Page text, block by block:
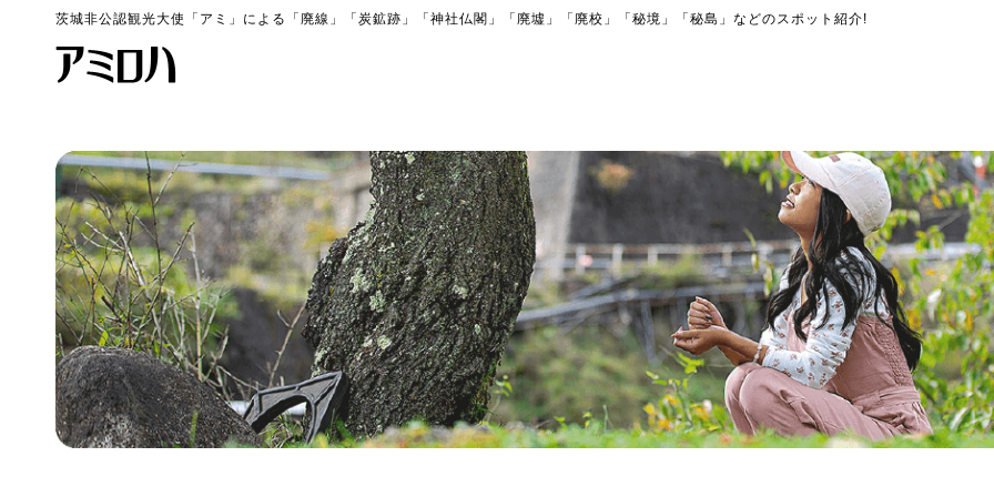
茨城非公認観光大使「アミ」による「廃線」「炭鉱跡」「神社仏閣」「廃墟」「廃校」「秘境」「秘島」などのスポット紹介!